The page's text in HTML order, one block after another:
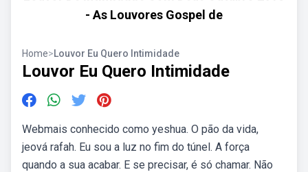
- As Louvores Gospel de
Home>Louvor Eu Quero Intimidade
Louvor Eu Quero Intimidade
Webmais conhecido como yeshua. O pão da vida,
jeová rafah. Eu sou a luz no fim do túnel. A força
quando a sua acabar. E se precisar, é só chamar. Não